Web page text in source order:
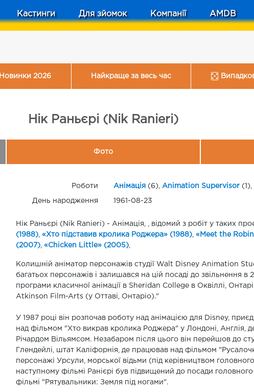
Кастинги Для зйомок Компанії AMDB
Новинки 2026 Найкраще за весь час
Нік Раньєрі (Nik Ranieri)
Фото
Роботи Анімація(6), Animation Supervisor(1),
День народження 1961-08-23
Нік Раньєрі (Nik Ranieri) - Анімація, , відомий з робіт у таких
(1988) «Хто підставив кролика Роджера» (1988) «Meet the
(2007) «Chicken Little» (2005)
Колишній аніматор персонажів студії Walt Disney Animation
багатьох персонажів і залишався на цій посаді до звільнення в
програми класичної анімації в Sheridan College в Оквіллі,
Atkinson Film-Arts (у Оттаві, Онтаріо)."
У 1987 році він розпочав роботу над анімацією для Disney,
над фільмом "Хто викрав кролика Роджера" у Лондоні, Англія,
Річардом Вільямсом. Незабаром після цього він перейшов до
Глендейлі, штат Каліфорнія, де працював над фільмом
персонажі Урсули, морської відьми (під керівництвом
наступному фільмі Ранієрі був підвищений до посади
фільмі "Рятувальники: Земля під ногами".